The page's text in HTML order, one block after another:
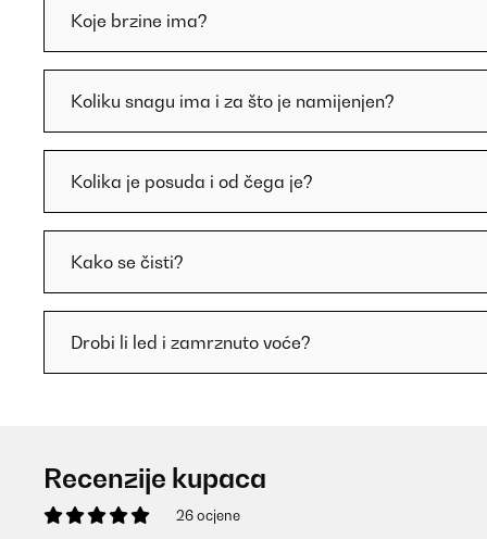
Koje brzine ima?
Koliku snagu ima i za što je namijenjen?
Kolika je posuda i od čega je?
Kako se čisti?
Drobi li led i zamrznuto voće?
Recenzije kupaca
26 ocjene